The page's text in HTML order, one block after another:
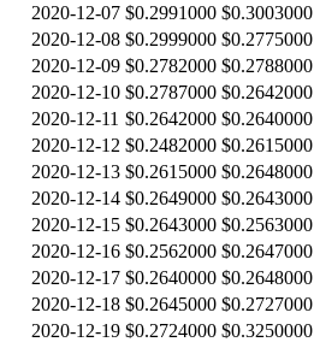
2020-12-07 $0.2991000 $0.3003000
2020-12-08 $0.2999000 $0.2775000
2020-12-09 $0.2782000 $0.2788000
2020-12-10 $0.2787000 $0.2642000
2020-12-11 $0.2642000 $0.2640000
2020-12-12 $0.2482000 $0.2615000
2020-12-13 $0.2615000 $0.2648000
2020-12-14 $0.2649000 $0.2643000
2020-12-15 $0.2643000 $0.2563000
2020-12-16 $0.2562000 $0.2647000
2020-12-17 $0.2640000 $0.2648000
2020-12-18 $0.2645000 $0.2727000
2020-12-19 $0.2724000 $0.3250000